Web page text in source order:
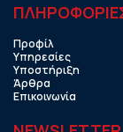
Προφίλ
Υπηρεσίες
Υποστήριξη
Άρθρα
Επικοινωνία